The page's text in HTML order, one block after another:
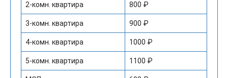
2-комн. квартира 800 ₽
3-комн. квартира 900 ₽
4-комн. квартира 1000 ₽
5-комн. квартира 1100 ₽